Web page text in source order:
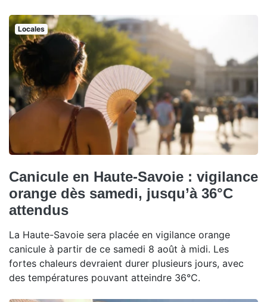
Locales
Canicule en Haute-Savoie : vigilance
orange dès samedi, jusqu’à 36°C
attendus
La Haute-Savoie sera placée en vigilance orange
canicule à partir de ce samedi 8 août à midi. Les
fortes chaleurs devraient durer plusieurs jours, avec
des températures pouvant atteindre 36°C.